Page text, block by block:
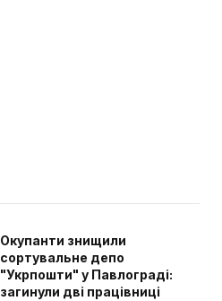
Окупанти знищили
сортувальне депо
"Укрпошти" у Павлограді:
загинули дві працівниці